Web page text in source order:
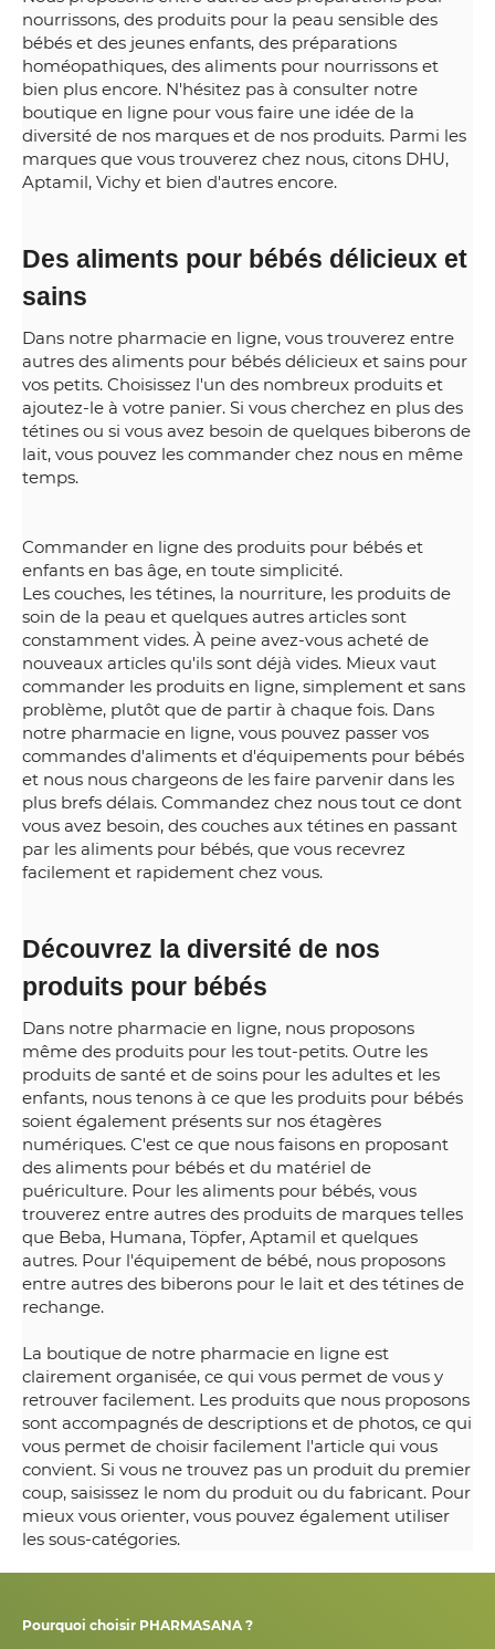
nourrissons, des produits pour la peau sensible des
bébés et des jeunes enfants, des préparations
homéopathiques, des aliments pour nourrissons et
bien plus encore. N'hésitez pas à consulter notre
boutique en ligne pour vous faire une idée de la
diversité de nos marques et de nos produits. Parmi les
marques que vous trouverez chez nous, citons DHU,
Aptamil, Vichy et bien d'autres encore.
Des aliments pour bébés délicieux et
sains
Dans notre pharmacie en ligne, vous trouverez entre
autres des aliments pour bébés délicieux et sains pour
vos petits. Choisissez l'un des nombreux produits et
ajoutez-le à votre panier. Si vous cherchez en plus des
tétines ou si vous avez besoin de quelques biberons de
lait, vous pouvez les commander chez nous en même
temps.
Commander en ligne des produits pour bébés et
enfants en bas âge, en toute simplicité.
Les couches, les tétines, la nourriture, les produits de
soin de la peau et quelques autres articles sont
constamment vides. À peine avez-vous acheté de
nouveaux articles qu'ils sont déjà vides. Mieux vaut
commander les produits en ligne, simplement et sans
problème, plutôt que de partir à chaque fois. Dans
notre pharmacie en ligne, vous pouvez passer vos
commandes d'aliments et d'équipements pour bébés
et nous nous chargeons de les faire parvenir dans les
plus brefs délais. Commandez chez nous tout ce dont
vous avez besoin, des couches aux tétines en passant
par les aliments pour bébés, que vous recevrez
facilement et rapidement chez vous.
Découvrez la diversité de nos
produits pour bébés
Dans notre pharmacie en ligne, nous proposons
même des produits pour les tout-petits. Outre les
produits de santé et de soins pour les adultes et les
enfants, nous tenons à ce que les produits pour bébés
soient également présents sur nos étagères
numériques. C'est ce que nous faisons en proposant
des aliments pour bébés et du matériel de
puériculture. Pour les aliments pour bébés, vous
trouverez entre autres des produits de marques telles
que Beba, Humana, Töpfer, Aptamil et quelques
autres. Pour l'équipement de bébé, nous proposons
entre autres des biberons pour le lait et des tétines de
rechange.
La boutique de notre pharmacie en ligne est
clairement organisée, ce qui vous permet de vous y
retrouver facilement. Les produits que nous proposons
sont accompagnés de descriptions et de photos, ce qui
vous permet de choisir facilement l'article qui vous
convient. Si vous ne trouvez pas un produit du premier
coup, saisissez le nom du produit ou du fabricant. Pour
mieux vous orienter, vous pouvez également utiliser
les sous-catégories.
Pourquoi choisir PHARMASANA ?